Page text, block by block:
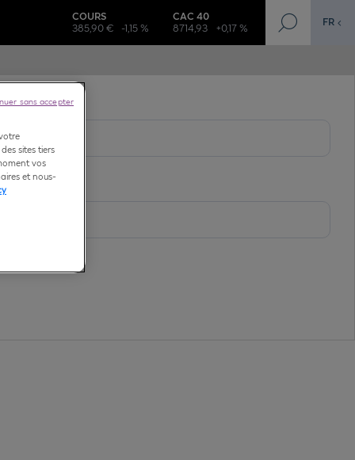
COURS
385,90 € -1,15 %
CAC 40
8714,93 +0,17 % FR
sites tiers
vos
et nous-
sans accepter